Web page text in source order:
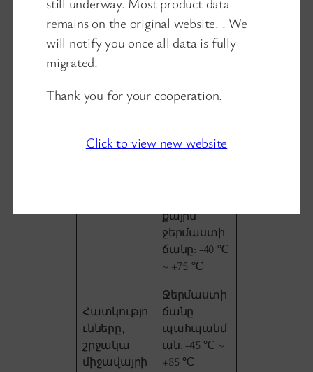
Մեթոդը
ջերմության
առանց
երկրպագո
Քաշը: <0,6
Հատկությո
ւնները,
շրջակա
միջավայրի
քային
ջերմաստի
ճանը: -40 ℃
~ +75 ℃
Ջերմաստի
ճանը
պահպանմ
ան: -45 ℃ ~
+85 ℃
remains on the original website. . We
will notify you once all data is fully
migrated.
Thank you for your cooperation.
Click to view new website